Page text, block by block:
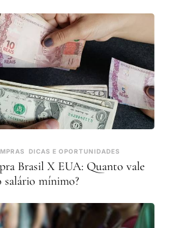
DICAS E OPORTUNIDADES
Brasil X EUA: Quanto vale
salário mínimo?